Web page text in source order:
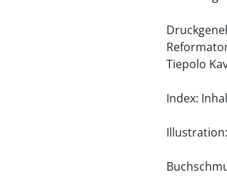
Tiepolo
Index: